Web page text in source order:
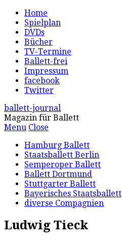
Home
Spielplan
DVDs
Bücher
TV-Termine
Ballett-frei
Impressum
facebook
Twitter
ballett-journal
Magazin für Ballett
Menu Close
Hamburg Ballett
Staatsballett Berlin
Semperoper Ballett
Ballett Dortmund
Stuttgarter Ballett
Bayerisches Staatsballett
diverse Compagnien
Ludwig Tieck